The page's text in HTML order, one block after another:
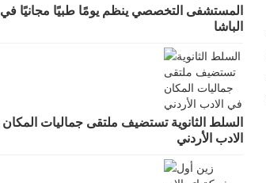
المستشفى التخصصي ينظم يومًا طبيًا مجانيًا
الباشا
السلط الثانوية تستضيف ملتقى جماليات
الادب الأردني